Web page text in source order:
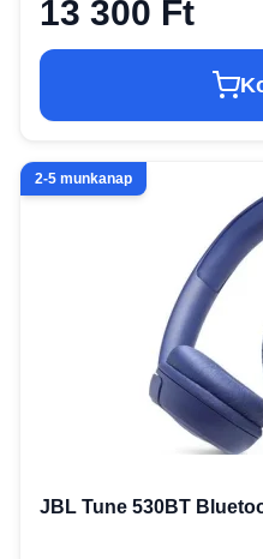
13 300 Ft
2-5 munkanap
JBL Tune 530BT